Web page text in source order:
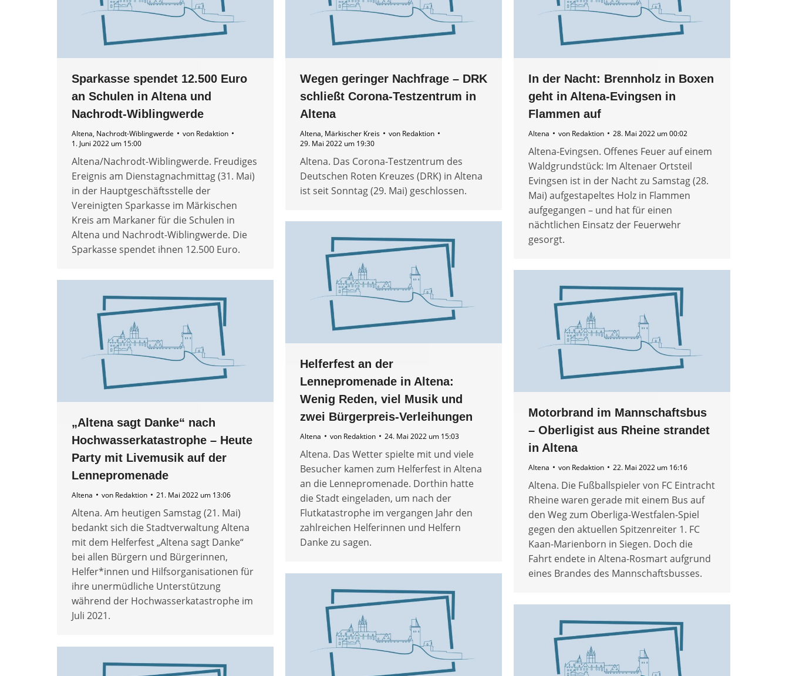
Sparkasse spendet 12.500 Euro
an Schulen in Altena und
Nachrodt-Wiblingwerde
Altena, Nachrodt-Wiblingwerde von Redaktion
1. Juni 2022 um 15:00
Altena/Nachrodt-Wiblingwerde. Freudiges
Ereignis am Dienstagnachmittag (31. Mai)
in der Hauptgeschäftsstelle der
Vereinigten Sparkasse im Märkischen
Kreis am Markaner für die Schulen in
Altena und Nachrodt-Wiblingwerde. Die
Sparkasse spendet ihnen 12.500 Euro.
Wegen geringer Nachfrage – DRK
schließt Corona-Testzentrum in
Altena
Altena, Märkischer Kreis von Redaktion
29. Mai 2022 um 19:30
Altena. Das Corona-Testzentrum des
Deutschen Roten Kreuzes (DRK) in Altena
ist seit Sonntag (29. Mai) geschlossen.
In der Nacht: Brennholz in Boxen
geht in Altena-Evingsen in
Flammen auf
Altena von Redaktion 28. Mai 2022 um 00:02
Altena-Evingsen. Offenes Feuer auf einem
Waldgrundstück: Im Altenaer Ortsteil
Evingsen ist in der Nacht zu Samstag (28.
Mai) aufgestapeltes Holz in Flammen
aufgegangen – und hat für einen
nächtlichen Einsatz der Feuerwehr
gesorgt.
Helferfest an der
Lennepromenade in Altena:
Wenig Reden, viel Musik und
zwei Bürgerpreis-Verleihungen
Altena von Redaktion 24. Mai 2022 um 15:03
Altena. Das Wetter spielte mit und viele
Besucher kamen zum Helferfest in Altena
an die Lennepromenade. Dorthin hatte
die Stadt eingeladen, um nach der
Flutkatastrophe im vergangen Jahr den
zahlreichen Helferinnen und Helfern
Danke zu sagen.
Motorbrand im Mannschaftsbus
– Oberligist aus Rheine strandet
in Altena
Altena von Redaktion 22. Mai 2022 um 16:16
Altena. Die Fußballspieler von FC Eintracht
Rheine waren gerade mit einem Bus auf
den Weg zum Oberliga-Westfalen-Spiel
gegen den aktuellen Spitzenreiter 1. FC
Kaan-Marienborn in Siegen. Doch die
Fahrt endete in Altena-Rosmart aufgrund
eines Brandes des Mannschaftsbusses.
„Altena sagt Danke“ nach
Hochwasserkatastrophe – Heute
Party mit Livemusik auf der
Lennepromenade
Altena von Redaktion 21. Mai 2022 um 13:06
Altena. Am heutigen Samstag (21. Mai)
bedankt sich die Stadtverwaltung Altena
mit dem Helferfest „Altena sagt Danke“
bei allen Bürgern und Bürgerinnen,
Helfer*innen und Hilfsorganisationen für
ihre unermüdliche Unterstützung
während der Hochwasserkatastrophe im
Juli 2021.